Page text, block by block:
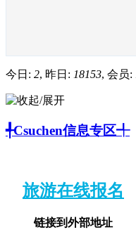
今日: 2, 昨日: 18153, 会员:
╃Csuchen信息专区╃
旅游在线报名
链接到外部地址